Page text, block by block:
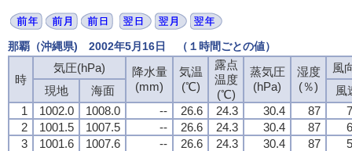
那覇（沖縄県) 2002年5月16日 （１時間ごとの値）
時
気圧(hPa)
降水量
(mm)
気温
(℃)
露点
温度
(℃)
蒸気圧
(hPa)
湿度
(％)
風
現地
海面
風
1
1002.0 1008.0 -- 26.6 24.3 30.4 87
2
1001.5 1007.5 -- 26.6 24.3 30.4 87
3
1001.6 1007.6 -- 26.6 24.3 30.4 87